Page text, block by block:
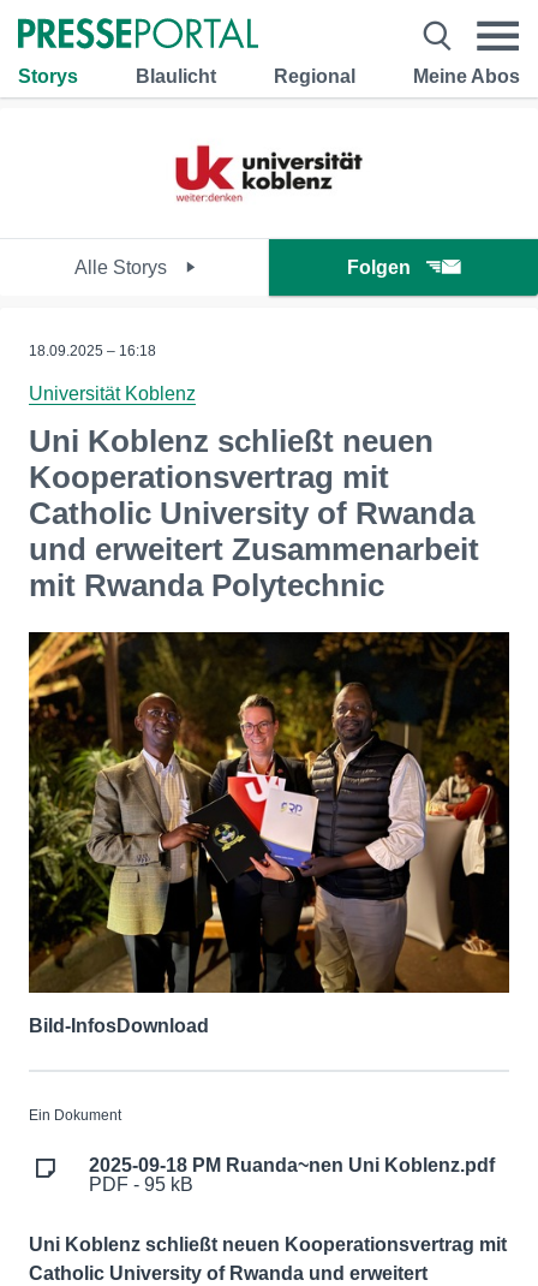
Storys Blaulicht Regional Meine Abos
Alle Storys Folgen
18.09.2025 – 16:18
Universität Koblenz
Uni Koblenz schließt neuen
Kooperationsvertrag mit
Catholic University of Rwanda
und erweitert Zusammenarbeit
mit Rwanda Polytechnic
Bild-InfosDownload
Ein Dokument
2025-09-18 PM Ruanda~nen Uni Koblenz.pdf
PDF - 95 kB
Uni Koblenz schließt neuen Kooperationsvertrag mit
Catholic University of Rwanda und erweitert